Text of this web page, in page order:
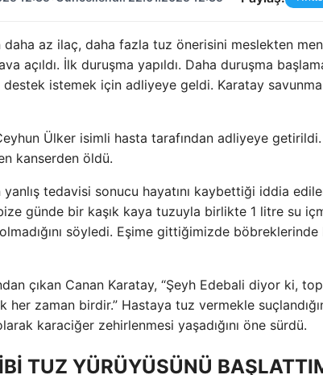
daha az ilaç, daha fazla tuz önerisini meslekten
açıldı. İlk duruşma yapıldı. Daha duruşma
destek istemek için adliyeye geldi. Karatay
Ülker isimli hasta tarafından adliyeye
kanserden öldü.
yanlış tedavisi sonucu hayatını kaybettiği iddia
günde bir kaşık kaya tuzuyla birlikte 1 litre su
söyledi. Eşime gittiğimizde böbreklerinde
çıkan Canan Karatay, “Şeyh Edebali diyor ki,
her zaman birdir.” Hastaya tuz vermekle
karaciğer zehirlenmesi yaşadığını öne sürdü.
TUZ YÜRÜYÜSÜNÜ